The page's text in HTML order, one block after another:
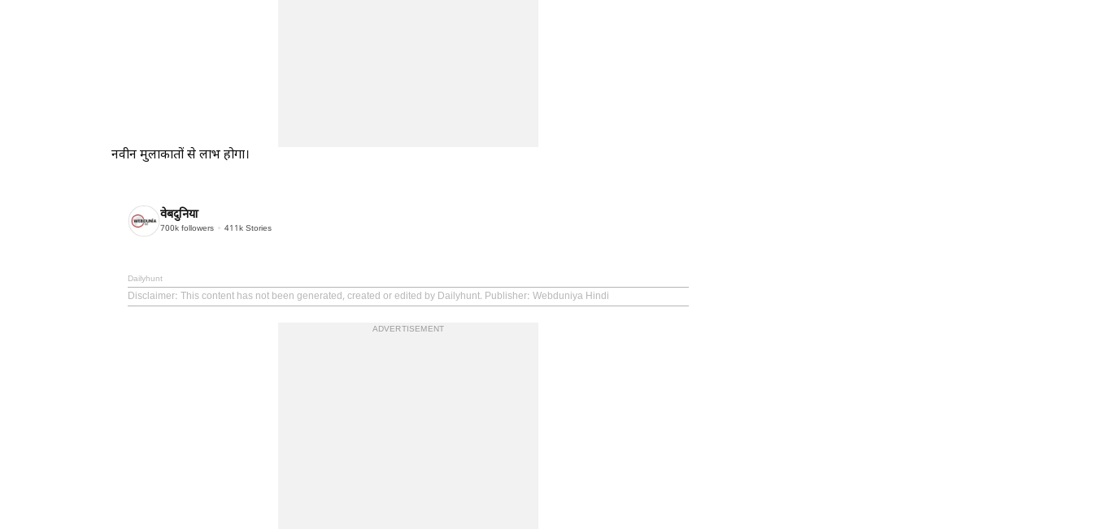
नवीन मुलाकातों से लाभ होगा।
वेबदुनिया
700k followers 411k Stories
Dailyhunt
Disclaimer: This content has not been generated, created or edited by Dailyhunt. Publisher: Webduniya Hindi
ADVERTISEMENT